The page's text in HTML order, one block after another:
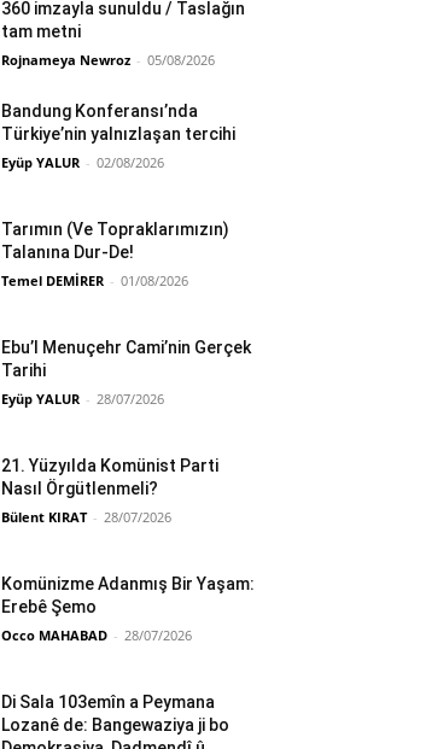
360 imzayla sunuldu / Taslağın
tam metni
Rojnameya Newroz - 05/08/2026
Bandung Konferansı’nda
Türkiye’nin yalnızlaşan tercihi
Eyüp YALUR - 02/08/2026
Tarımın (Ve Topraklarımızın)
Talanına Dur-De!
Temel DEMİRER - 01/08/2026
Ebu’l Menuçehr Cami’nin Gerçek
Tarihi
Eyüp YALUR - 28/07/2026
21. Yüzyılda Komünist Parti
Nasıl Örgütlenmeli?
Bülent KIRAT - 28/07/2026
Komünizme Adanmış Bir Yaşam:
Erebê Şemo
Occo MAHABAD - 28/07/2026
Di Sala 103emîn a Peymana
Lozanê de: Bangewaziya ji bo